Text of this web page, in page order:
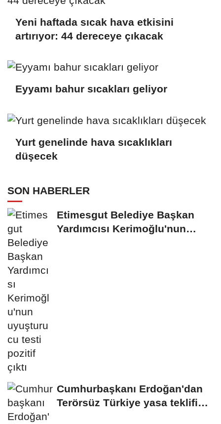
Yeni haftada sıcak hava etkisini
artırıyor: 44 dereceye çıkacak
Eyyamı bahur sıcakları geliyor
Yurt genelinde hava sıcaklıkları
düşecek
SON HABERLER
Etimesgut Belediye Başkan
Yardımcısı Kerimoğlu'nun
Cumhurbaşkanı Erdoğan'dan
Terörsüz Türkiye yasa teklifine